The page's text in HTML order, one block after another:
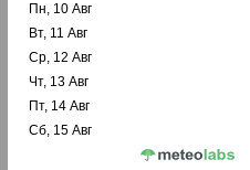
Пн, 10 Авг
Вт, 11 Авг
Ср, 12 Авг
Чт, 13 Авг
Пт, 14 Авг
Сб, 15 Авг